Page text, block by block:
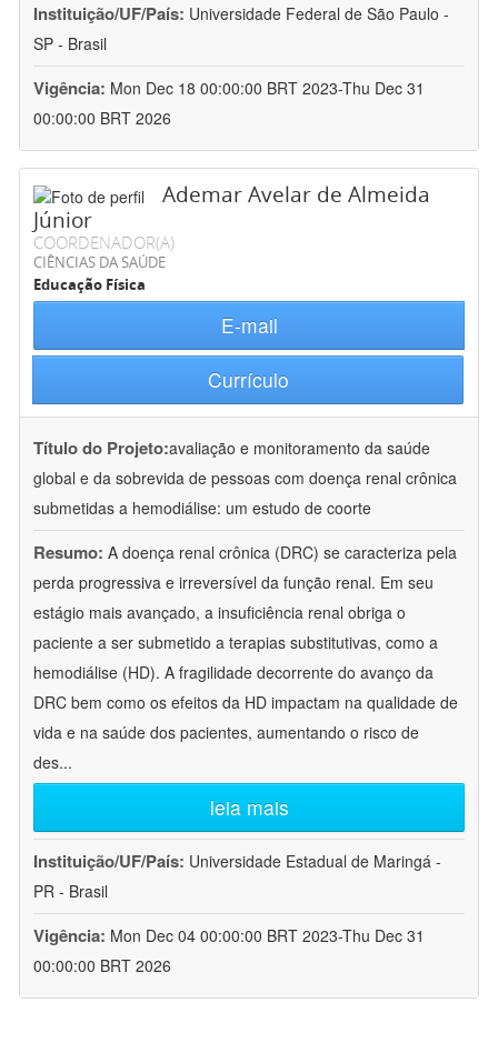
Instituição/UF/País: Universidade Federal de São Paulo -
SP - Brasil
Vigência: Mon Dec 18 00:00:00 BRT 2023-Thu Dec 31
00:00:00 BRT 2026
Ademar Avelar de Almeida
Júnior
COORDENADOR(A)
CIÊNCIAS DA SAÚDE
Educação Física
E-mail
Currículo
Título do Projeto:avaliação e monitoramento da saúde
global e da sobrevida de pessoas com doença renal crônica
submetidas a hemodiálise: um estudo de coorte
Resumo: A doença renal crônica (DRC) se caracteriza pela
perda progressiva e irreversível da função renal. Em seu
estágio mais avançado, a insuficiência renal obriga o
paciente a ser submetido a terapias substitutivas, como a
hemodiálise (HD). A fragilidade decorrente do avanço da
DRC bem como os efeitos da HD impactam na qualidade de
vida e na saúde dos pacientes, aumentando o risco de
des...
leia mais
Instituição/UF/País: Universidade Estadual de Maringá -
PR - Brasil
Vigência: Mon Dec 04 00:00:00 BRT 2023-Thu Dec 31
00:00:00 BRT 2026